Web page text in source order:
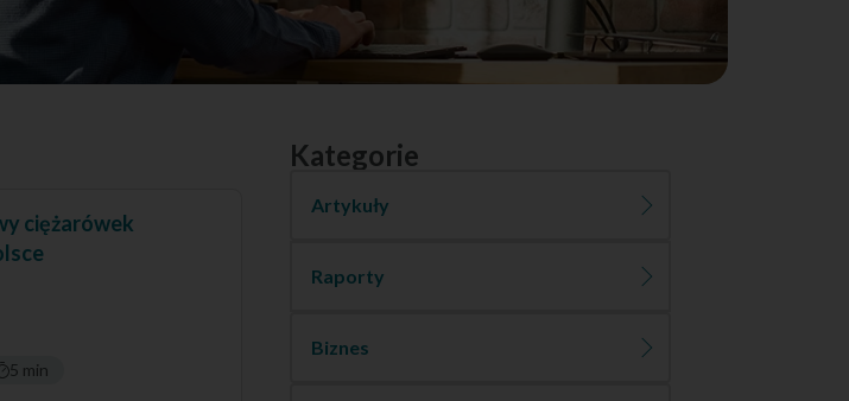
ciężarówek
5 min
Kategorie
Artykuły
Raporty
Biznes